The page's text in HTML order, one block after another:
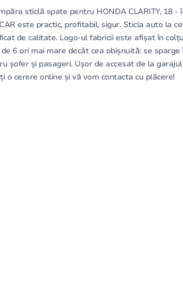
sticlă spate pentru HONDA CLARITY, 18
este practic, profitabil, sigur. Sticla auto la
de calitate. Logo-ul fabricii este afișat în
6 ori mai mare decât cea obișnuită: se
șofer și pasageri. Ușor de accesat de la
o cerere online și vă vom contacta cu plăcere!